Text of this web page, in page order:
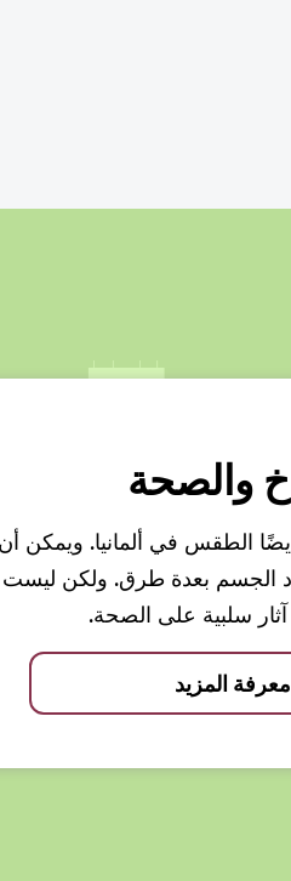
والصحة
أيضًا الطقس في ألمانيا. ويمكن
الجسم بعدة طرق. ولكن
آثار سلبية على الصحة.
معرفة المزيد